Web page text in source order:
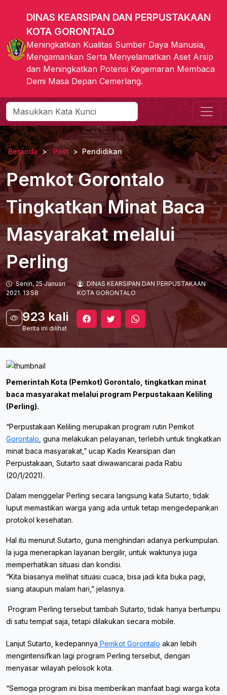
DINAS KEARSIPAN DAN PERPUSTAKAAN
KOTA GORONTALO
Meningkatkan Kualitas Sumber Daya Manusia,
Mengamankan Serta Menyelamatkan Aset Arsip
dan Meningkatkan Potensi Kegemaran Membaca
Demi Masa Depan Cemerlang.
Beranda Post Pendidikan
Pemkot Gorontalo
Tingkatkan Minat Baca
Masyarakat melalui
Perling
Senin, 25 Januari
2021. 13:58
DINAS KEARSIPAN DAN PERPUSTAKAAN
KOTA GORONTALO
923 kali
Berita ini dilihat
Pemerintah Kota (Pemkot) Gorontalo, tingkatkan minat
baca masyarakat melalui program Perpustakaan Keliling
(Perling).
“Perpustakaan Keliling merupakan program rutin Pemkot
Gorontalo , guna melakukan pelayanan, terlebih untuk tingkatkan
minat baca masyarakat,” ucap Kadis Kearsipan dan
Perpustakaan, Sutarto saat diwawancarai pada Rabu
(20/1/2021).
Dalam menggelar Perling secara langsung kata Sutarto, tidak
luput memastikan warga yang ada untuk tetap mengedepankan
protokol kesehatan.
Hal itu menurut Sutarto, guna menghindari adanya perkumpulan.
Ia juga menerapkan layanan bergilir, untuk waktunya juga
memperhatikan situasi dan kondisi.
“Kita biasanya melihat situasi cuaca, bisa jadi kita buka pagi,
siang ataupun malam hari,” jelasnya.
Program Perling tersebut tambah Sutarto, tidak hanya bertumpu
di satu tempat saja, tetapi dilakukan secara mobile.
Lanjut Sutarto, kedepannya Pemkot Gorontalo akan lebih
mengintensifkan lagi program Perling tersebut, dengan
menyasar wilayah pelosok kota.
“Semoga program ini bisa memberikan manfaat bagi warga kota